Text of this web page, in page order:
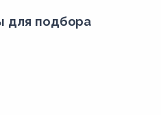
для подбора